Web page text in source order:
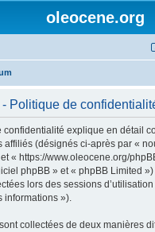
oleocene.org
Politique de
confidentialité explique en détail
affiliés (désignés ci-après par «
« https://www.oleocene.org/
phpBB » et « phpBB Limited
lors des sessions
informations »).
collectées de deux manières